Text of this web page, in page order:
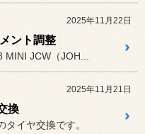
2025年11月22日
ント調整
JCW（JOH...
2025年11月21日
換
タイヤ交換です。